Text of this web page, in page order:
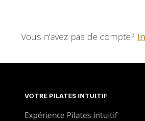
Vous n'avez pas de compte?
VOTRE PILATES INTUITIF
Expérience Pilates intuitif